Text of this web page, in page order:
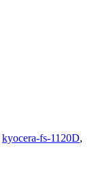
kyocera-fs-1120D,